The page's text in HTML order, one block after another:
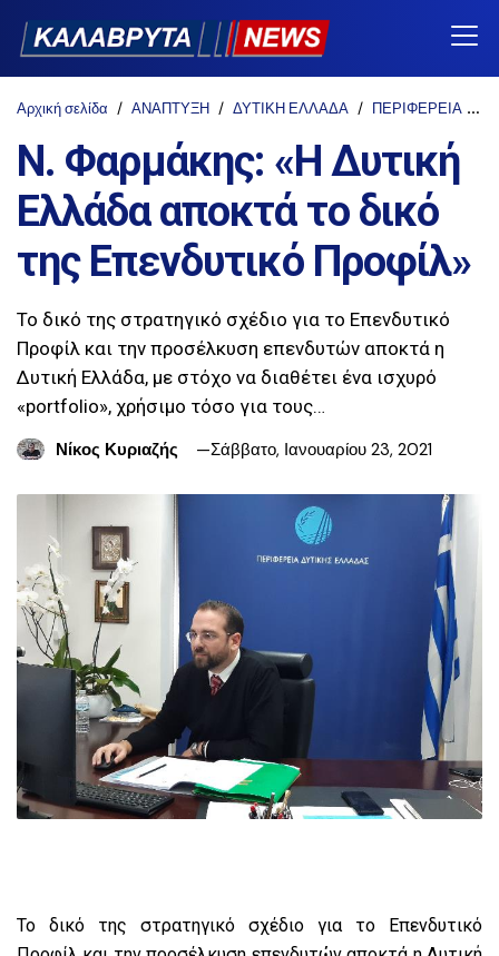
Αρχική σελίδα ΑΝΑΠΤΥΞΗ ΔΥΤΙΚΗ ΕΛΛΑΔΑ ΠΕΡΙΦΕΡΕΙΑ
Ν. Φαρμάκης: «Η Δυτική
Ελλάδα αποκτά το δικό
της Επενδυτικό Προφίλ»
Το δικό της στρατηγικό σχέδιο για το Επενδυτικό
Προφίλ και την προσέλκυση επενδυτών αποκτά η
Δυτική Ελλάδα, με στόχο να διαθέτει ένα ισχυρό
«portfolio», χρήσιμο τόσο για τους…
Νίκος Κυριαζής
Σάββατο, Ιανουαρίου 23, 2021
Το δικό της στρατηγικό σχέδιο για το Επενδυτικό